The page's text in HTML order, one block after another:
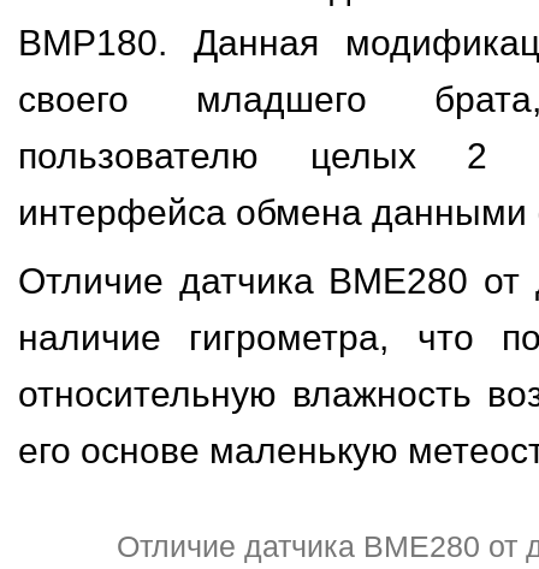
BMP180. Данная
своего младшего
пользователю целых 2
интерфейса обмена данными
Отличие датчика BME280 от
наличие гигрометра, что
относительную влажность
его основе маленькую
Отличие датчика BME280 от